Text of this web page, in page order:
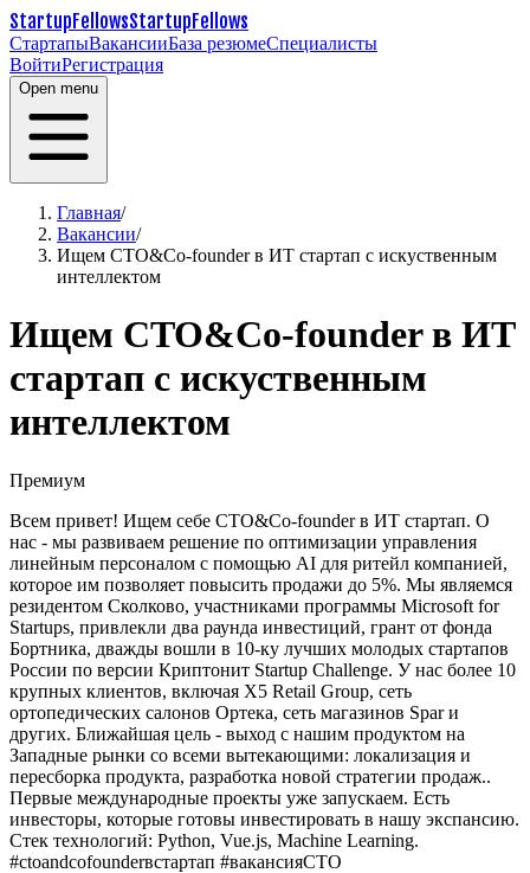
StartupFellowsStartupFellows
СтартапыВакансииБаза резюмеСпециалисты
ВойтиРегистрация
Open menu
Главная/
Вакансии/
Ищем CTO&Co-founder в ИТ стартап с искуственным
интеллектом
Ищем CTO&Co-founder в ИТ
стартап с искуственным
интеллектом
Премиум
Всем привет! Ищем себе CTO&Co-founder в ИТ стартап. О
нас - мы развиваем решение по оптимизации управления
линейным персоналом с помощью AI для ритейл компанией,
которое им позволяет повысить продажи до 5%. Мы являемся
резидентом Сколково, участниками программы Microsoft for
Startups, привлекли два раунда инвестиций, грант от фонда
Бортника, дважды вошли в 10-ку лучших молодых стартапов
России по версии Криптонит Startup Challenge. У нас более 10
крупных клиентов, включая X5 Retail Group, сеть
ортопедических салонов Ортека, сеть магазинов Spar и
других. Ближайшая цель - выход с нашим продуктом на
Западные рынки со всеми вытекающими: локализация и
пересборка продукта, разработка новой стратегии продаж..
Первые международные проекты уже запускаем. Есть
инвесторы, которые готовы инвестировать в нашу экспансию.
Стек технологий: Python, Vue.js, Machine Learning.
#ctoandcofounderвстартап #вакансияCTO